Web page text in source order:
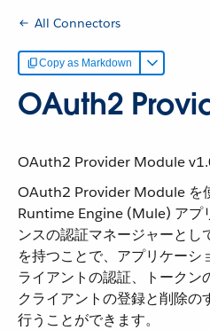
All Connectors
Copy as Markdown
OAuth2
OAuth2 Provider Module
OAuth2 Provider Module を
Runtime Engine (Mule) アプ
ンスの認証マネージャーとし
を持つことで、アプリケーシ
ライアントの認証、トークン
クライアントの登録と削除の
行うことができます。